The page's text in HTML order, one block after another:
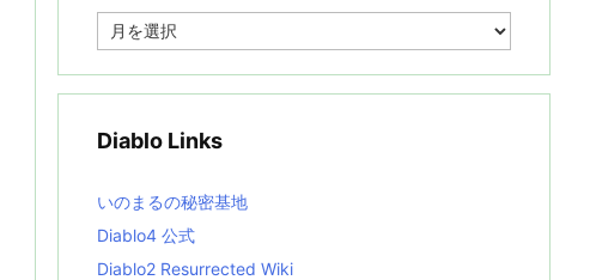
e
i
s
t
Diablo Links
いのまるの秘密基地
Diablo4 公式
Diablo2 Resurrected Wiki